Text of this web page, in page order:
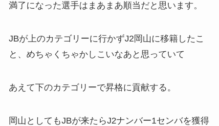
満了になった選手はまあまあ順当だと思います。
JBが上のカテゴリーに行かずJ2岡山に移籍したこ
と、めちゃくちゃかしこいなあと思っていて
あえて下のカテゴリーで昇格に貢献する。
岡山としてもJBが来たらJ2ナンバー1センバを獲得